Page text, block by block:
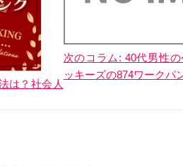
は？社会人
次のコラム: 40代男性
ッキーズの874ワークパ